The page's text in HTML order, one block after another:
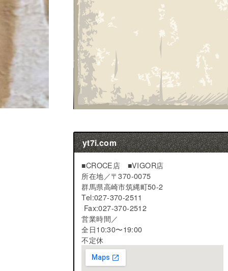
yt7i.com
■CROCE店 ■VIGOR店
所在地／〒370-0075
群馬県高崎市筑縄町50-2
Tel:027-370-2511
Fax:027-370-2512
営業時間／
全日10:30〜19:00
不定休